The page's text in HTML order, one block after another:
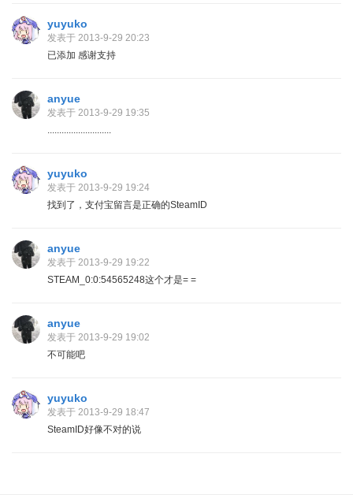
yuyuko
发表于 2013-9-29 20:23
已添加 感谢支持
anyue
发表于 2013-9-29 19:35
...........................
yuyuko
发表于 2013-9-29 19:24
找到了，支付宝留言是正确的SteamID
anyue
发表于 2013-9-29 19:22
STEAM_0:0:54565248这个才是= =
anyue
发表于 2013-9-29 19:02
不可能吧
yuyuko
发表于 2013-9-29 18:47
SteamID好像不对的说